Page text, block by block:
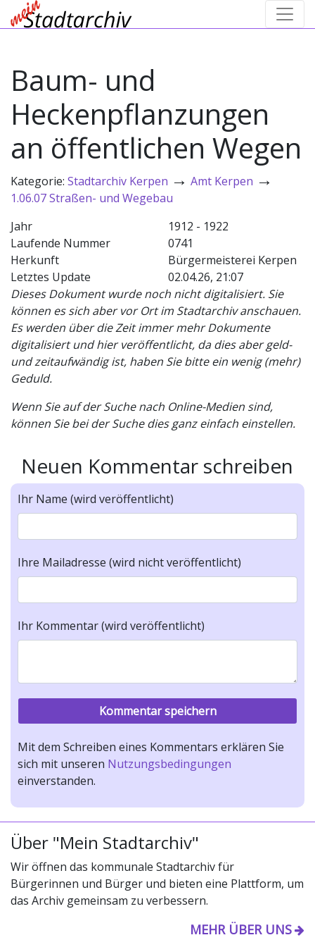
Baum- und
Heckenpflanzungen
an öffentlichen Wegen
Kategorie: Stadtarchiv Kerpen → Amt Kerpen →
1.06.07 Straßen- und Wegebau
Jahr
1912 - 1922
Laufende Nummer
0741
Herkunft
Bürgermeisterei Kerpen
Letztes Update
02.04.26, 21:07
Dieses Dokument wurde noch nicht digitalisiert. Sie
können es sich aber vor Ort im Stadtarchiv anschauen.
Es werden über die Zeit immer mehr Dokumente
digitalisiert und hier veröffentlicht, da dies aber geld-
und zeitaufwändig ist, haben Sie bitte ein wenig (mehr)
Geduld.
Wenn Sie auf der Suche nach Online-Medien sind,
können Sie bei der Suche dies ganz einfach einstellen.
Neuen Kommentar schreiben
Ihr Name (wird veröffentlicht)
Ihre Mailadresse (wird nicht veröffentlicht)
Ihr Kommentar (wird veröffentlicht)
Mit dem Schreiben eines Kommentars erklären Sie
sich mit unseren Nutzungsbedingungen
einverstanden.
Über "Mein Stadtarchiv"
Wir öffnen das kommunale Stadtarchiv für
Bürgerinnen und Bürger und bieten eine Plattform, um
das Archiv gemeinsam zu verbessern.
MEHR ÜBER UNS